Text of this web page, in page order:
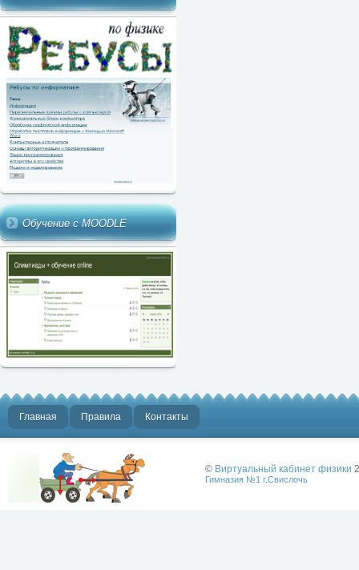
Обучение с MOODLE
Главная Правила Контакты
© Виртуальный кабинет физики
Гимназия №1 г.Свислочь